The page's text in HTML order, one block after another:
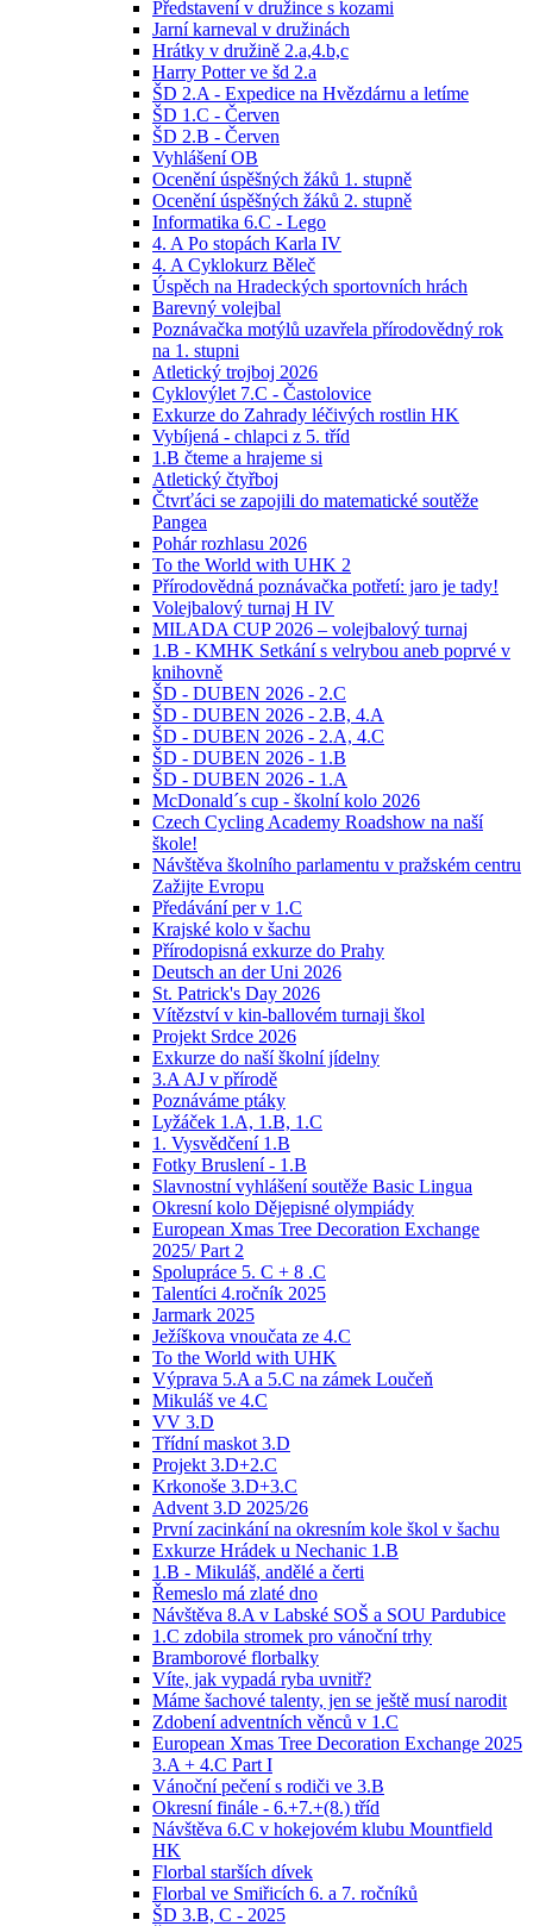
Představení v družince s kozami
Jarní karneval v družinách
Hrátky v družině 2.a,4.b,c
Harry Potter ve šd 2.a
ŠD 2.A - Expedice na Hvězdárnu a letíme
ŠD 1.C - Červen
ŠD 2.B - Červen
Vyhlášení OB
Ocenění úspěšných žáků 1. stupně
Ocenění úspěšných žáků 2. stupně
Informatika 6.C - Lego
4. A Po stopách Karla IV
4. A Cyklokurz Běleč
Úspěch na Hradeckých sportovních hrách
Barevný volejbal
Poznávačka motýlů uzavřela přírodovědný rok
na 1. stupni
Atletický trojboj 2026
Cyklovýlet 7.C - Častolovice
Exkurze do Zahrady léčivých rostlin HK
Vybíjená - chlapci z 5. tříd
1.B čteme a hrajeme si
Atletický čtyřboj
Čtvrťáci se zapojili do matematické soutěže
Pangea
Pohár rozhlasu 2026
To the World with UHK 2
Přírodovědná poznávačka potřetí: jaro je tady!
Volejbalový turnaj H IV
MILADA CUP 2026 – volejbalový turnaj
1.B - KMHK Setkání s velrybou aneb poprvé v
knihovně
ŠD - DUBEN 2026 - 2.C
ŠD - DUBEN 2026 - 2.B, 4.A
ŠD - DUBEN 2026 - 2.A, 4.C
ŠD - DUBEN 2026 - 1.B
ŠD - DUBEN 2026 - 1.A
McDonald´s cup - školní kolo 2026
Czech Cycling Academy Roadshow na naší
škole!
Návštěva školního parlamentu v pražském centru
Zažijte Evropu
Předávání per v 1.C
Krajské kolo v šachu
Přírodopisná exkurze do Prahy
Deutsch an der Uni 2026
St. Patrick's Day 2026
Vítězství v kin-ballovém turnaji škol
Projekt Srdce 2026
Exkurze do naší školní jídelny
3.A AJ v přírodě
Poznáváme ptáky
Lyžáček 1.A, 1.B, 1.C
1. Vysvědčení 1.B
Fotky Bruslení - 1.B
Slavnostní vyhlášení soutěže Basic Lingua
Okresní kolo Dějepisné olympiády
European Xmas Tree Decoration Exchange
2025/ Part 2
Spolupráce 5. C + 8 .C
Talentíci 4.ročník 2025
Jarmark 2025
Ježíškova vnoučata ze 4.C
To the World with UHK
Výprava 5.A a 5.C na zámek Loučeň
Mikuláš ve 4.C
VV 3.D
Třídní maskot 3.D
Projekt 3.D+2.C
Krkonoše 3.D+3.C
Advent 3.D 2025/26
První zacinkání na okresním kole škol v šachu
Exkurze Hrádek u Nechanic 1.B
1.B - Mikuláš, andělé a čerti
Řemeslo má zlaté dno
Návštěva 8.A v Labské SOŠ a SOU Pardubice
1.C zdobila stromek pro vánoční trhy
Bramborové florbalky
Víte, jak vypadá ryba uvnitř?
Máme šachové talenty, jen se ještě musí narodit
Zdobení adventních věnců v 1.C
European Xmas Tree Decoration Exchange 2025
3.A + 4.C Part I
Vánoční pečení s rodiči ve 3.B
Okresní finále - 6.+7.+(8.) tříd
Návštěva 6.C v hokejovém klubu Mountfield
HK
Florbal starších dívek
Florbal ve Smiřicích 6. a 7. ročníků
ŠD 3.B, C - 2025